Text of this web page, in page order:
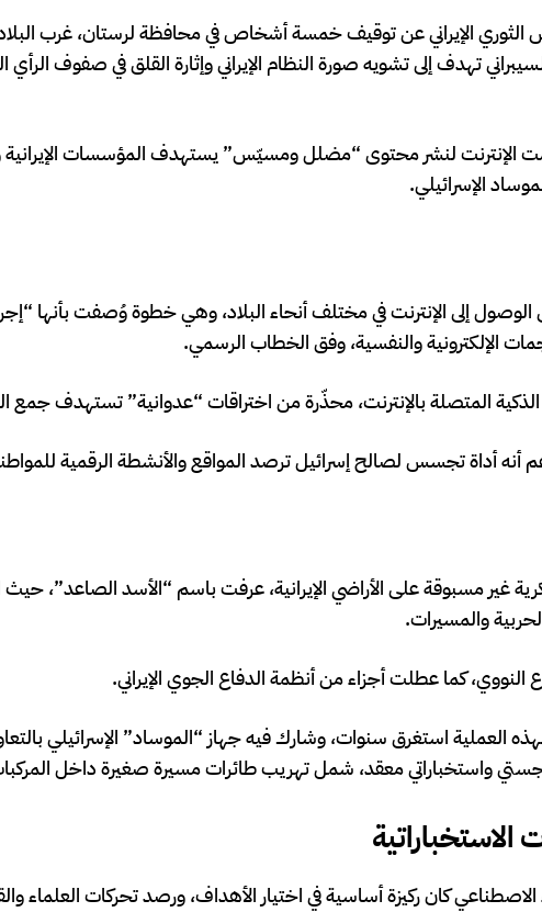
الإيراني عن توقيف خمسة أشخاص في محافظة لرستان، غرب
تهدف إلى تشويه صورة النظام الإيراني وإثارة القلق في صفوف الرأي
الإنترنت لنشر محتوى “مضلل ومسيّس” يستهدف المؤسسات
الإسرائيلي.
إلى الإنترنت في مختلف أنحاء البلاد، وهي خطوة وُصفت بأنها
الإلكترونية والنفسية، وفق الخطاب الرسمي.
المتصلة بالإنترنت، محذّرة من اختراقات “عدوانية” تستهدف جمع
أنه أداة تجسس لصالح إسرائيل ترصد المواقع والأنشطة الرقمية
غير مسبوقة على الأراضي الإيرانية، عرفت باسم “الأسد الصاعد”،
والمسيرات.
كما عطلت أجزاء من أنظمة الدفاع الجوي الإيراني.
العملية استغرق سنوات، وشارك فيه جهاز “الموساد” الإسرائيلي
واستخباراتي معقد، شمل تهريب طائرات مسيرة صغيرة داخل
كان ركيزة أساسية في اختيار الأهداف، ورصد تحركات العلماء